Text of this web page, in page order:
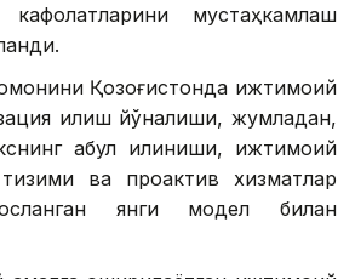
кафолатларини мустаҳкамлаш
Қозоғистонда ижтимоий
қилиш йўналиши, жумладан,
қабул қилиниши, ижтимоий
тизими ва проактив хизматлар
янги модел билан